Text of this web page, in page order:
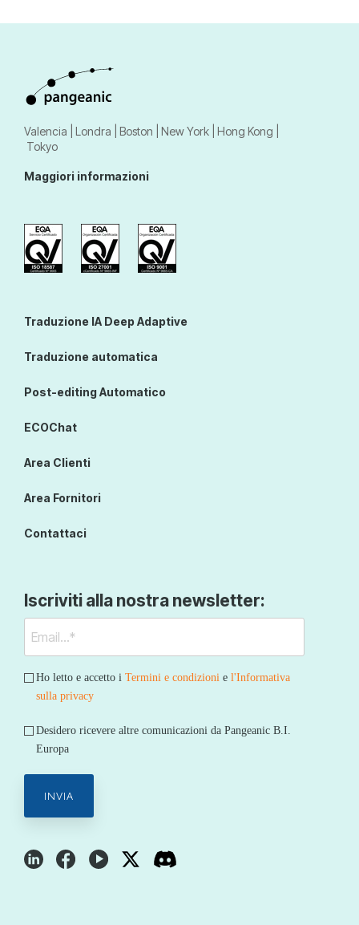
Valencia | Londra | Boston | New York | Hong Kong |
Tokyo
Maggiori informazioni
Traduzione IA Deep Adaptive
Traduzione automatica
Post-editing Automatico
ECOChat
Area Clienti
Area Fornitori
Contattaci
Iscriviti alla nostra newsletter:
Ho letto e accetto i Termini e condizioni e l'Informativa
sulla privacy
Desidero ricevere altre comunicazioni da Pangeanic B.I.
Europa